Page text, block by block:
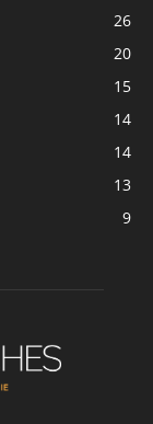
26
20
15
14
14
13
9